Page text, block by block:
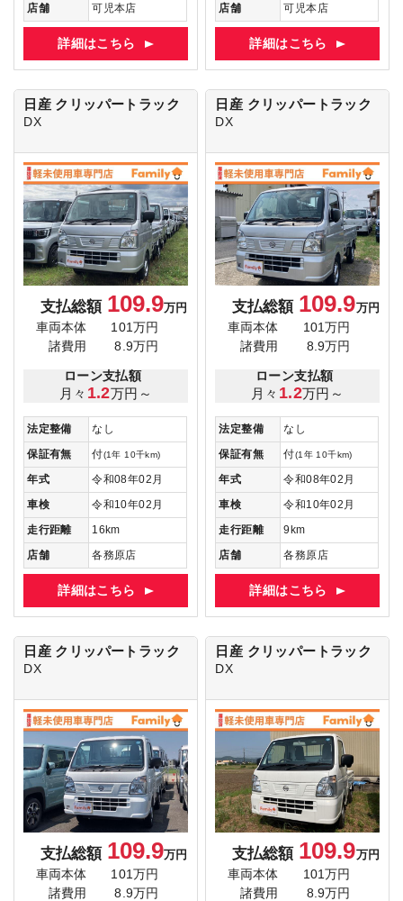
店舗
可児本店
詳細はこちら
店舗
可児本店
詳細はこちら
日産 クリッパートラック
DX
支払総額 109.9万円
車両本体
101万円
諸費用
8.9万円
ローン支払額
月々 1.2万円～
法定整備
なし
保証有無
付(1年 10千km)
年式
令和08年02月
車検
令和10年02月
走行距離
16km
店舗
各務原店
詳細はこちら
日産 クリッパートラック
DX
支払総額 109.9万円
車両本体
101万円
諸費用
8.9万円
ローン支払額
月々 1.2万円～
法定整備
なし
保証有無
付(1年 10千km)
年式
令和08年02月
車検
令和10年02月
走行距離
9km
店舗
各務原店
詳細はこちら
日産 クリッパートラック
DX
支払総額 109.9万円
車両本体
101万円
諸費用
8.9万円
日産 クリッパートラック
DX
支払総額 109.9万円
車両本体
101万円
諸費用
8.9万円